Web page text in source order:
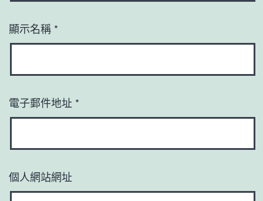
顯示名稱 *
電子郵件地址 *
個人網站網址